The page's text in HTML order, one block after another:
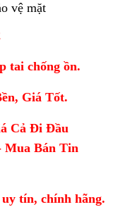
vệ mặt
tai chống ồn.
Giá Tốt.
Cả Đi Đầu
Mua Bán Tin
tín, chính hãng.